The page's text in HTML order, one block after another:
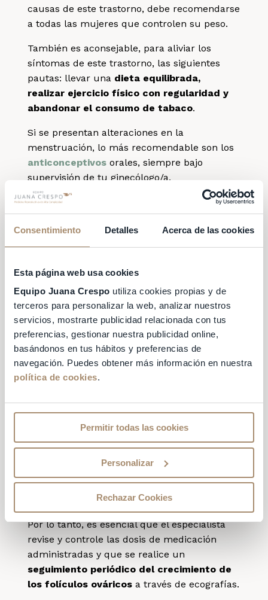
Consentimiento Detalles Acerca de las cookies
Esta página web usa cookies
Equipo Juana Crespo utiliza cookies propias y de
terceros para personalizar la web, analizar nuestros
servicios, mostrarte publicidad relacionada con tus
preferencias, gestionar nuestra publicidad online,
basándonos en tus hábitos y preferencias de
navegación. Puedes obtener más información en nuestra
política de cookies.
Permitir todas las cookies
Personalizar
Rechazar Cookies
causas de este trastorno, debe recomendarse
a todas las mujeres que controlen su peso.
También es aconsejable, para aliviar los
síntomas de este trastorno, las siguientes
pautas: llevar una dieta equilibrada,
realizar ejercicio físico con regularidad y
abandonar el consumo de tabaco.
Si se presentan alteraciones en la
menstruación, lo más recomendable son los
anticonceptivos orales, siempre bajo
supervisión de tu ginecólogo/a.
¿Es seguro donar
óvulos si tengo
SOP?
La donación de óvulos con ovarios
poliquísticos es un proceso que, bajo los
controles médicos adecuados, es seguro para
todas las mujeres que presentan esta
condición.
cada caso es único y quecada donante
debe ser evaluada de forma individual.
Además, las mujeres con SOP que deseen
existe un mayor riesgo de tener una
respuesta exagerada al tratamiento de
estimulación ovárica.
Por lo tanto, es esencial que el especialista
revise y controle las dosis de medicación
administradas y que se realice un
seguimiento periódico del crecimiento de
los folículos ováricosa través de ecografías.